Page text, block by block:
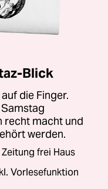
Blick
die Finger.
recht macht und
werden.
frei Haus
Vorlesefunktion